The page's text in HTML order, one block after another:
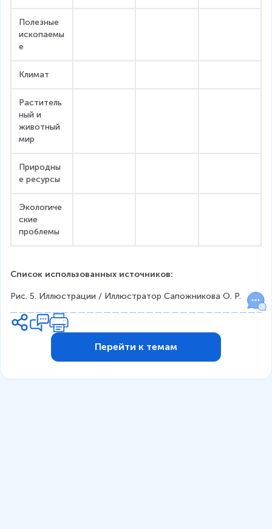
Полезные
ископаемы
е
Климат
Раститель
ный и
животный
мир
Природны
е ресурсы
Экологиче
ские
проблемы
Список использованных источников:
Рис. 5. Иллюстрации / Иллюстратор Сапожникова О. Р.
Перейти к темам